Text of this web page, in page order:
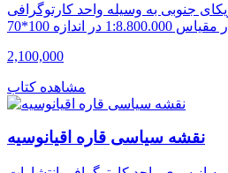
جنوبی به وسیله واحد کارتوگرافی
2,100,000
مشاهده کتاب
نقشه سیاسی قاره اقیانوسیه